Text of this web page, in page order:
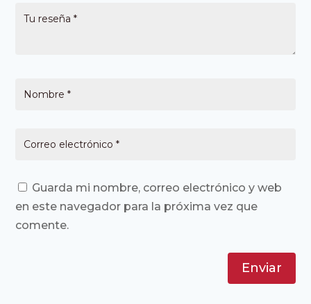
Guarda mi nombre, correo electrónico y web
en este navegador para la próxima vez que
comente.
Enviar